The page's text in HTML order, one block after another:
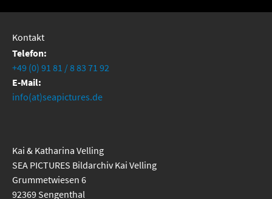
Kontakt
Telefon:
+49 (0) 91 81 / 8 83 71 92
E-Mail:
info(at)seapictures.de
Kai & Katharina Velling
SEA PICTURES Bildarchiv Kai Velling
Grummetwiesen 6
92369 Sengenthal